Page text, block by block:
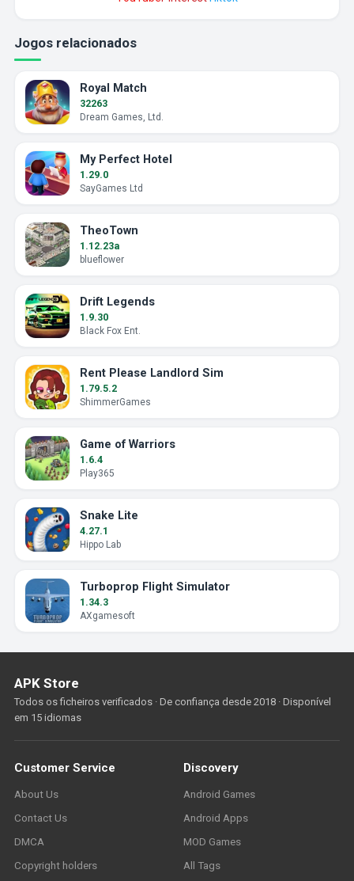
Jogos relacionados
Royal Match
32263
Dream Games, Ltd.
My Perfect Hotel
1.29.0
SayGames Ltd
TheoTown
1.12.23a
blueflower
Drift Legends
1.9.30
Black Fox Ent.
Rent Please Landlord Sim
1.79.5.2
ShimmerGames
Game of Warriors
1.6.4
Play365
Snake Lite
4.27.1
Hippo Lab
Turboprop Flight Simulator
1.34.3
AXgamesoft
APK Store
Todos os ficheiros verificados · De confiança desde 2018 · Disponível
em 15 idiomas
Customer Service
About Us
Contact Us
DMCA
Copyright holders
Discovery
Android Games
Android Apps
MOD Games
All Tags